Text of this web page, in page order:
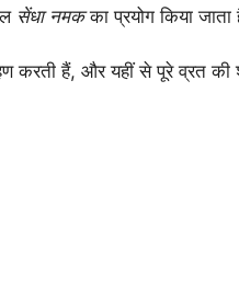
सेंधा नमकका प्रयोग किया
करती हैं, और यहीं से पूरे व्रत की